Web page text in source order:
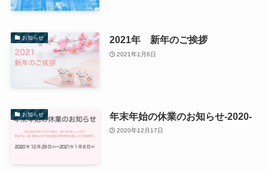
お知らせ 2021年 新年のご挨拶
2021年1月6日
お知らせ 年末年始の休業のお知らせ-2020-
2020年12月17日